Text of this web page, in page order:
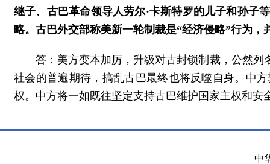
继子、古巴革命领导人劳尔·卡斯特罗的儿子和孙子
略。古巴外交部称美新一轮制裁是“经济侵略”行为
答：美方变本加厉，升级对古封锁制裁，公然
社会的普遍期待，搞乱古巴最终也将反噬自身。中
权。中方将一如既往坚定支持古巴维护国家主权和安
中